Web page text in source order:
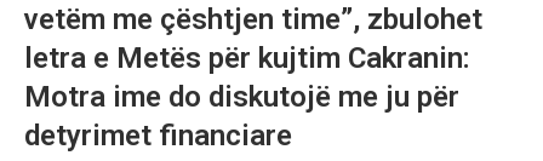
vetëm me çështjen time”, zbulohet
letra e Metës për kujtim Cakranin:
Motra ime do diskutojë me ju për
detyrimet financiare